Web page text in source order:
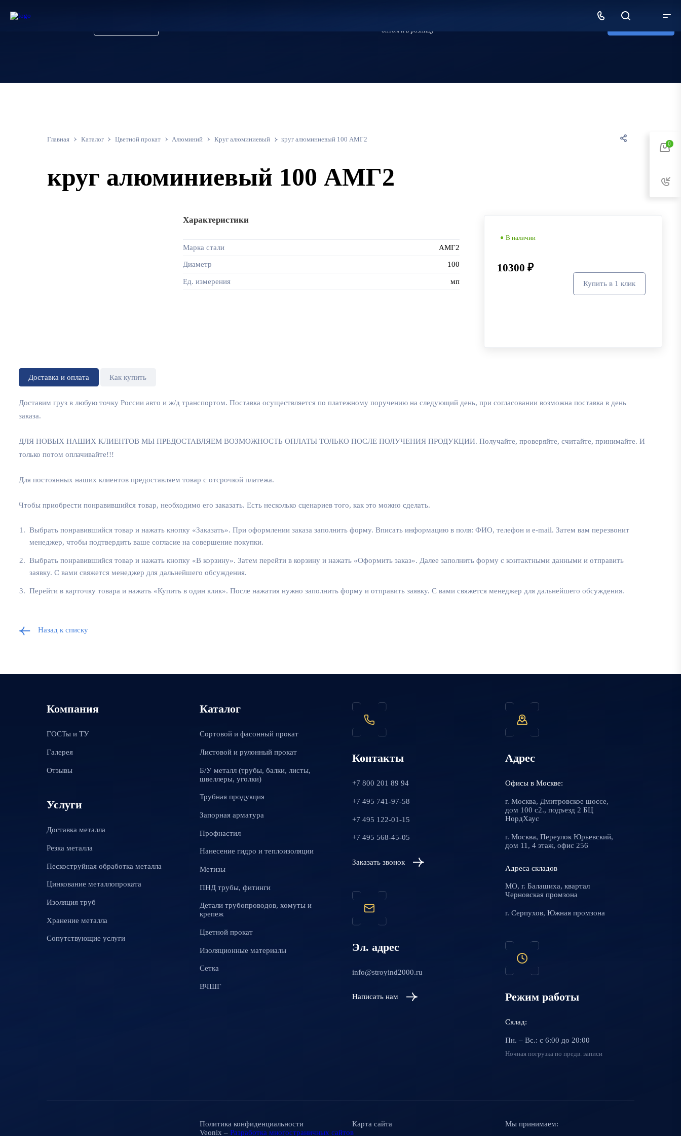
оптом и в розницу
Главная Каталог Цветной прокат Алюминий Круг алюминиевый круг алюминиевый 100 АМГ2
круг алюминиевый 100 АМГ2
10300 ₽
В наличии
Купить в 1 клик
Характеристики
Марка стали АМГ2
Диаметр 100
Ед. измерения мп
Доставка и оплата Как купить
Доставим груз в любую точку России авто и ж/д транспортом. Поставка осуществляется по платежному поручению на следующий день, при согласовании возможна поставка в день
заказа.
ДЛЯ НОВЫХ НАШИХ КЛИЕНТОВ МЫ ПРЕДОСТАВЛЯЕМ ВОЗМОЖНОСТЬ ОПЛАТЫ ТОЛЬКО ПОСЛЕ ПОЛУЧЕНИЯ ПРОДУКЦИИ. Получайте, проверяйте, считайте, принимайте. И
только потом оплачивайте!!!
Для постоянных наших клиентов предоставляем товар с отсрочкой платежа.
Чтобы приобрести понравившийся товар, необходимо его заказать. Есть несколько сценариев того, как это можно сделать.
Выбрать понравившийся товар и нажать кнопку «Заказать». При оформлении заказа заполнить форму. Вписать информацию в поля: ФИО, телефон и e-mail. Затем вам перезвонит
менеджер, чтобы подтвердить ваше согласие на совершение покупки.
Выбрать понравившийся товар и нажать кнопку «В корзину». Затем перейти в корзину и нажать «Оформить заказ». Далее заполнить форму с контактными данными и отправить
заявку. С вами свяжется менеджер для дальнейшего обсуждения.
Перейти в карточку товара и нажать «Купить в один клик». После нажатия нужно заполнить форму и отправить заявку. С вами свяжется менеджер для дальнейшего обсуждения.
Назад к списку
Компания
ГОСТы и ТУ
Галерея
Отзывы
Услуги
Доставка металла
Резка металла
Пескоструйная обработка металла
Цинкование металлопроката
Изоляция труб
Хранение металла
Сопутствующие услуги
Каталог
Сортовой и фасонный прокат
Листовой и рулонный прокат
Б/У металл (трубы, балки, листы,
швеллеры, уголки)
Трубная продукция
Запорная арматура
Профнастил
Нанесение гидро и теплоизоляции
Метизы
ПНД трубы, фитинги
Детали трубопроводов, хомуты и
крепеж
Цветной прокат
Изоляционные материалы
Сетка
ВЧШГ
Контакты
+7 800 201 89 94
+7 495 741-97-58
+7 495 122-01-15
+7 495 568-45-05
Заказать звонок
Эл. адрес
info@stroyind2000.ru
Написать нам
Адрес
Офисы в Москве:
г. Москва, Дмитровское шоссе,
дом 100 с2., подъезд 2 БЦ
НордХаус
г. Москва, Переулок Юрьевский,
дом 11, 4 этаж, офис 256
Адреса складов
МО, г. Балашиха, квартал
Черновская промзона
г. Серпухов, Южная промзона
Режим работы
Склад:
Пн. – Вс.: с 6:00 до 20:00
Ночная погрузка по предв. записи
Политика конфиденциальности
Карта сайта
Veonix – Разработка многостраничных сайтов
Мы принимаем:
0